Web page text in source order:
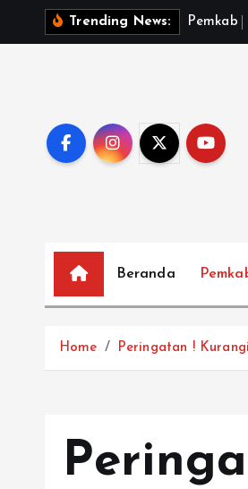
Trending News: Pem ka b
Beranda
Home Peringatan !